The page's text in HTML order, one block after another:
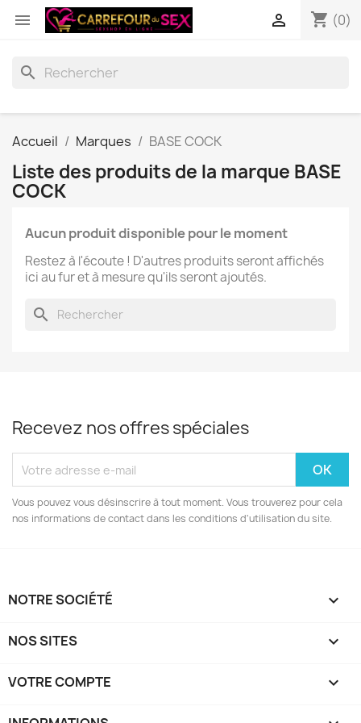
 shopping_cart (0)

search
Accueil Marques BASE COCK
Liste des produits de la marque BASE
COCK
Aucun produit disponible pour le moment
Restez à l'écoute ! D'autres produits seront affichés
ici au fur et à mesure qu'ils seront ajoutés.
search
Recevez nos offres spéciales
Vous pouvez vous désinscrire à tout moment. Vous trouverez pour cela
nos informations de contact dans les conditions d'utilisation du site.
NOTRE SOCIÉTÉ 
NOS SITES 
VOTRE COMPTE 